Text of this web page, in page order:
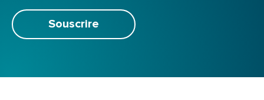
Souscrire